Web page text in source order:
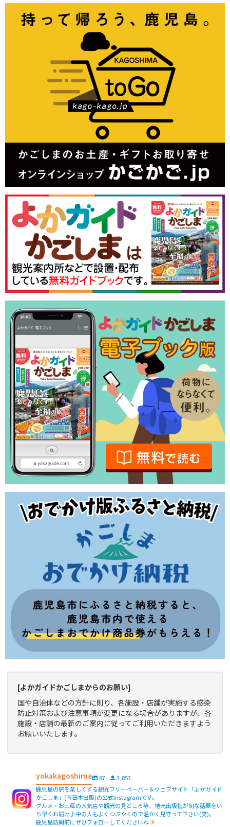
[よかガイドかごしまからのお願い]
国や自治体などの方針に則り、各施設・店舗が実施する感染
防止対策および注意事項が変更になる場合がありますが、各
施設・店舗の最新のご案内に従ってご利用いただきますよう
お願いいたします。
yokakagoshima 87
3,853
鹿児島の旅を楽しくする観光フリーペーパー＆ウェブサイト「よかガイド
かごしま」(南日本出版)の公式Instagramです。
グルメ・お土産の人気店や観光の見どころ等、地元出版社が旬な話題をい
ち早くお届け♪中の人もよくつぶやくので温かく見守って下さい(笑)。
鹿児島訪問前にぜひフォローしてくださいね